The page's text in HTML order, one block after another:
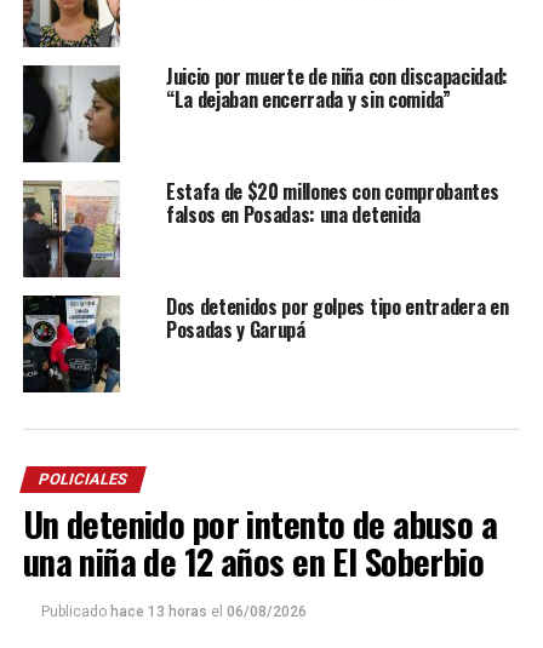
Juicio por muerte de niña con discapacidad:
“La dejaban encerrada y sin comida”
Estafa de $20 millones con comprobantes
falsos en Posadas: una detenida
Dos detenidos por golpes tipo entradera en
Posadas y Garupá
POLICIALES
Un detenido por intento de abuso a
una niña de 12 años en El Soberbio
Publicado hace 13 horas el 06/08/2026